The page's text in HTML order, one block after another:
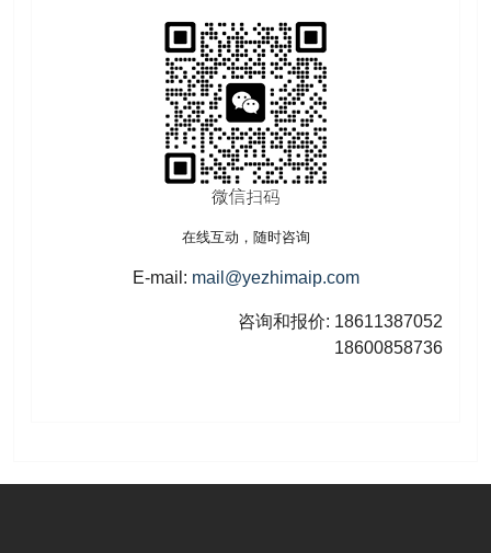
在线互动，随时咨询
E-mail: mail@yezhimaip.com
咨询和报价: 18611387052
18600858736